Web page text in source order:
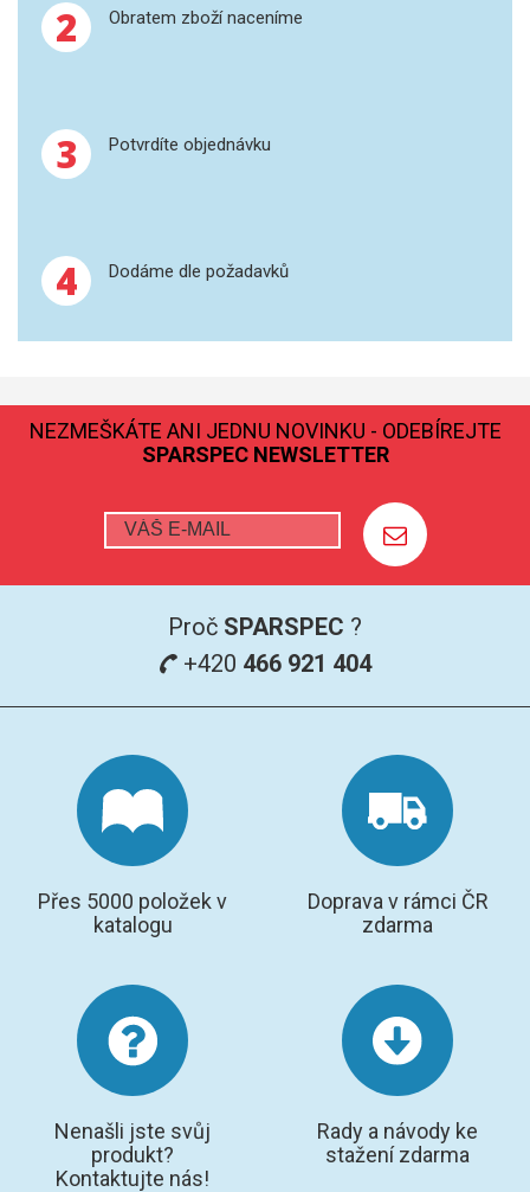
MIKROVLNNÝ ROZKLAD
REAKČNÍ AUTOKLÁVY
LISOVÁNÍ
MS/SPM
AFM SONDY
SUBSTRÁTY
KALIBRACE
TERS
RAMAN
2 Obratem zboží naceníme
3 Potvrdíte objednávku
4 Dodáme dle požadavků
NEZMEŠKÁTE ANI JEDNU NOVINKU - ODEBÍREJTE
SPARSPEC NEWSLETTER
Proč SPARSPEC ?
+420 466 921 404
Přes 5000 položek v
katalogu
Doprava v rámci ČR
zdarma
Nenašli jste svůj
produkt?
Kontaktujte nás!
Rady a návody ke
stažení zdarma